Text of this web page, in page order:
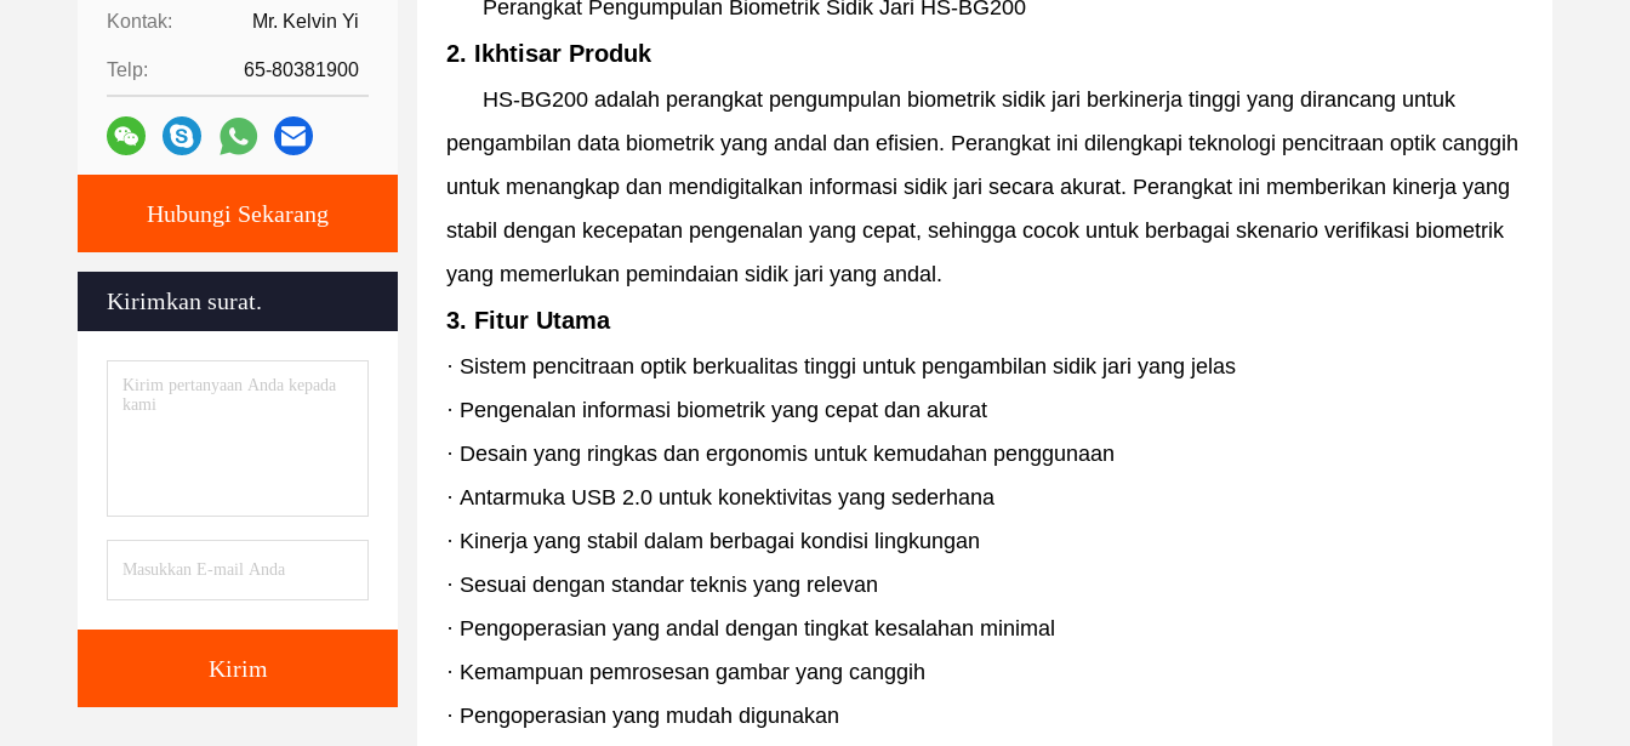
Kontak: Mr. Kelvin Yi
Telp: 65-80381900
Hubungi Sekarang
Kirimkan surat.
Kirim
Perangkat Pengumpulan Biometrik Sidik Jari HS-BG200
2. Ikhtisar Produk
HS-BG200 adalah perangkat pengumpulan biometrik sidik jari berkinerja tinggi yang dirancang untuk
pengambilan data biometrik yang andal dan efisien. Perangkat ini dilengkapi teknologi pencitraan optik canggih
untuk menangkap dan mendigitalkan informasi sidik jari secara akurat. Perangkat ini memberikan kinerja yang
stabil dengan kecepatan pengenalan yang cepat, sehingga cocok untuk berbagai skenario verifikasi biometrik
yang memerlukan pemindaian sidik jari yang andal.
3. Fitur Utama
· Sistem pencitraan optik berkualitas tinggi untuk pengambilan sidik jari yang jelas
· Pengenalan informasi biometrik yang cepat dan akurat
· Desain yang ringkas dan ergonomis untuk kemudahan penggunaan
· Antarmuka USB 2.0 untuk konektivitas yang sederhana
· Kinerja yang stabil dalam berbagai kondisi lingkungan
· Sesuai dengan standar teknis yang relevan
· Pengoperasian yang andal dengan tingkat kesalahan minimal
· Kemampuan pemrosesan gambar yang canggih
· Pengoperasian yang mudah digunakan